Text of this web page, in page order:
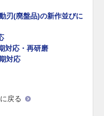
刃(廃盤品)の新作並びに
対応・再研磨
対応
戻る